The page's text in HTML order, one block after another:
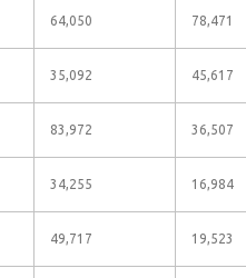
64,050 78,471
35,092 45,617
83,972 36,507
34,255 16,984
49,717 19,523